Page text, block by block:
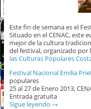
Este fin de semana es el
Situado en el CENAC, este
mejor de la cultura
del festival, organizado por
las Culturas Populares
Festival Nacional Emilia
populares
25 al 27 de Enero 2013,
Entrada gratuita
Sigue leyendo →